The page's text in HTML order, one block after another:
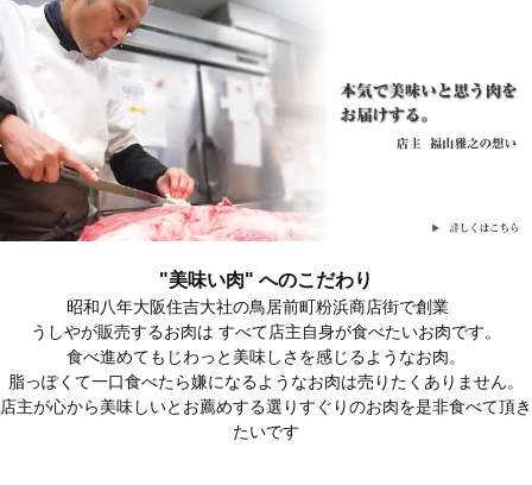
"美味い肉" へのこだわり
昭和八年大阪住吉大社の鳥居前町粉浜商店街で創業
うしやが販売するお肉は すべて店主自身が食べたいお肉です。
食べ進めてもじわっと美味しさを感じるようなお肉。
脂っぽくて一口食べたら嫌になるようなお肉は売りたくありません。
店主が心から美味しいとお薦めする選りすぐりのお肉を是非食べて頂き
たいです